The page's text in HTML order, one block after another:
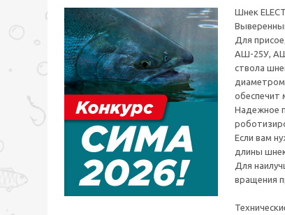
Шнек
Для
АШ-25У,
ствола
диаметром
обеспечит
Надежное
Если вам
длины
Для
вращения